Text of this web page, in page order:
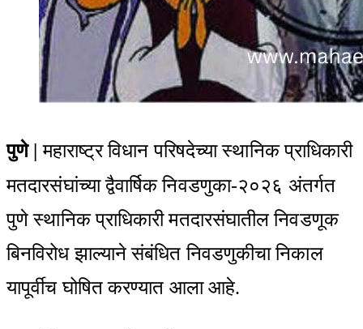
पुणे | महाराष्ट्र विधान परिषदेच्या स्थानिक प्राधिकारी
मतदारसंघांच्या द्वैवार्षिक निवडणुका-२०२६ अंतर्गत
पुणे स्थानिक प्राधिकारी मतदारसंघातील निवडणूक
बिनविरोध झाल्याने संबंधित निवडणुकीचा निकाल
यापूर्वीच घोषित करण्यात आला आहे.